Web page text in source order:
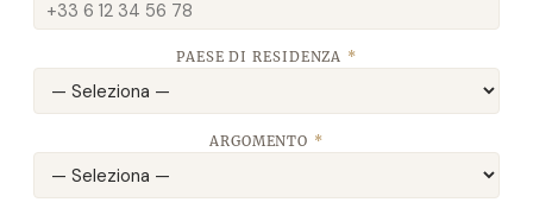
PAESE DI RESIDENZA *
ARGOMENTO *